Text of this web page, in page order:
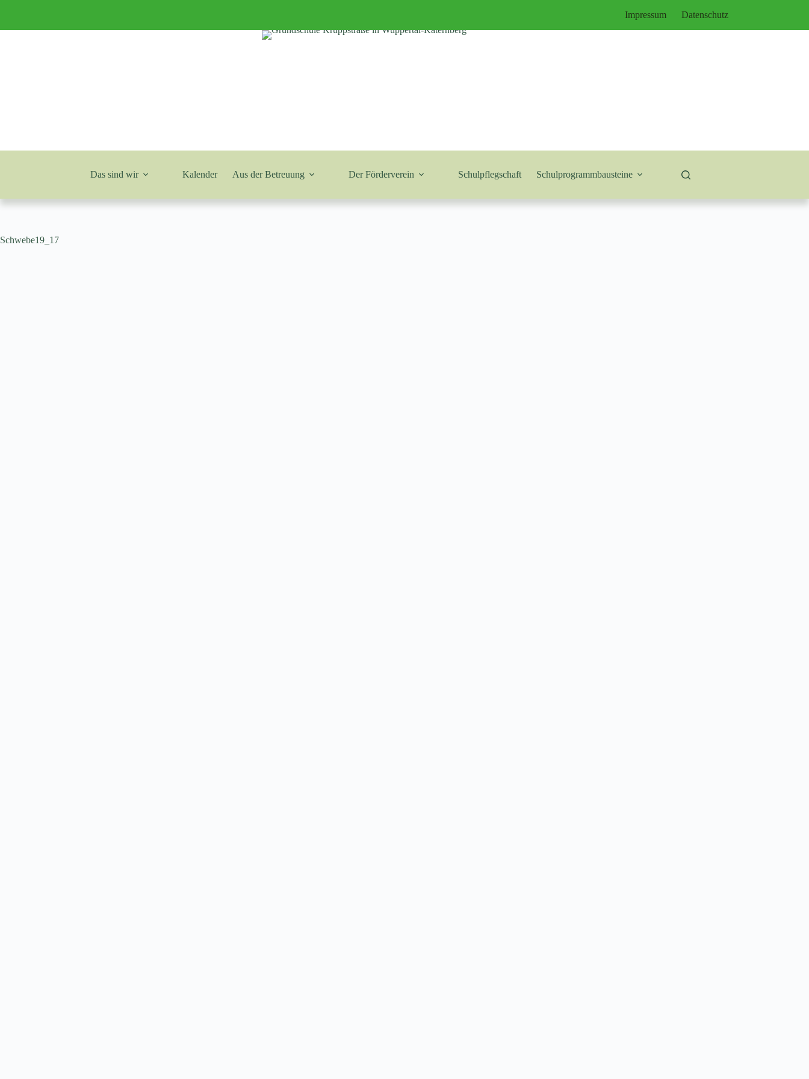
Impressum Datenschutz
Das sind wir Kalender Aus der Betreuung Der Förderverein Schulpflegschaft Schulprogrammbausteine
Schwebe19_17